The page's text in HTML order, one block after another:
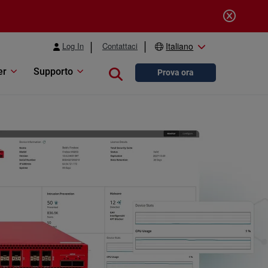
Log In Contattaci Italiano
Supporto Close searchProva ora